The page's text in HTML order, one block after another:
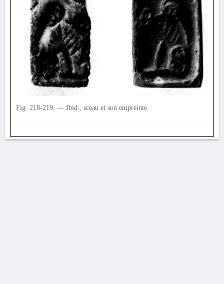
Fig. 218-219. — Ibid., sceau et son empreinte.